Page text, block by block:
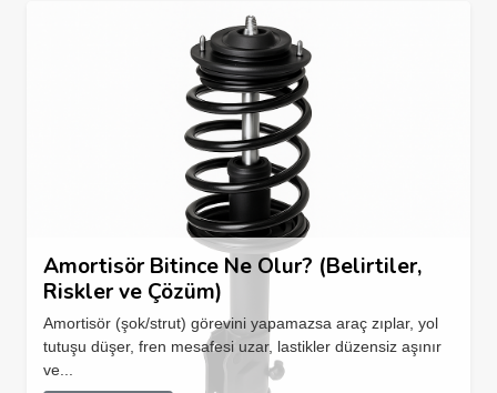
Amortisör Bitince Ne Olur? (Belirtiler,
Riskler ve Çözüm)
Amortisör (şok/strut) görevini yapamazsa araç zıplar, yol
tutuşu düşer, fren mesafesi uzar, lastikler düzensiz aşınır
ve...